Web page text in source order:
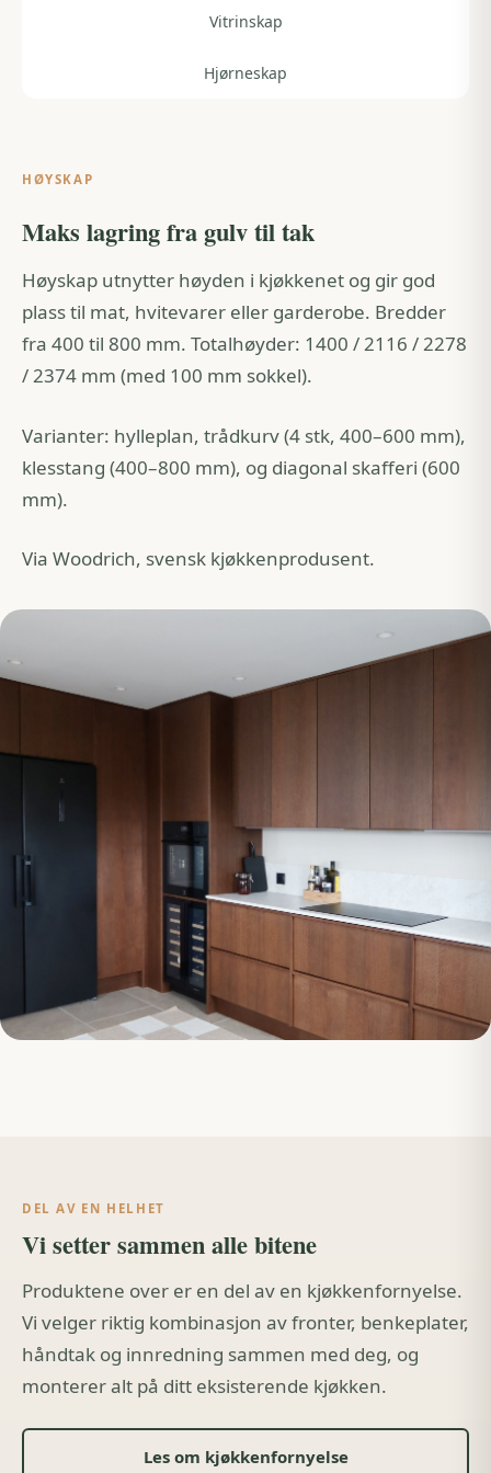
Vitrinskap
Hjørneskap
HØYSKAP
Maks lagring fra gulv til tak
Høyskap utnytter høyden i kjøkkenet og gir god
plass til mat, hvitevarer eller garderobe. Bredder
fra 400 til 800 mm. Totalhøyder: 1400 / 2116 / 2278
/ 2374 mm (med 100 mm sokkel).
Varianter: hylleplan, trådkurv (4 stk, 400–600 mm),
klesstang (400–800 mm), og diagonal skafferi (600
mm).
Via Woodrich, svensk kjøkkenprodusent.
DEL AV EN HELHET
Vi setter sammen alle bitene
Produktene over er en del av en kjøkkenfornyelse.
Vi velger riktig kombinasjon av fronter, benkeplater,
håndtak og innredning sammen med deg, og
monterer alt på ditt eksisterende kjøkken.
Les om kjøkkenfornyelse